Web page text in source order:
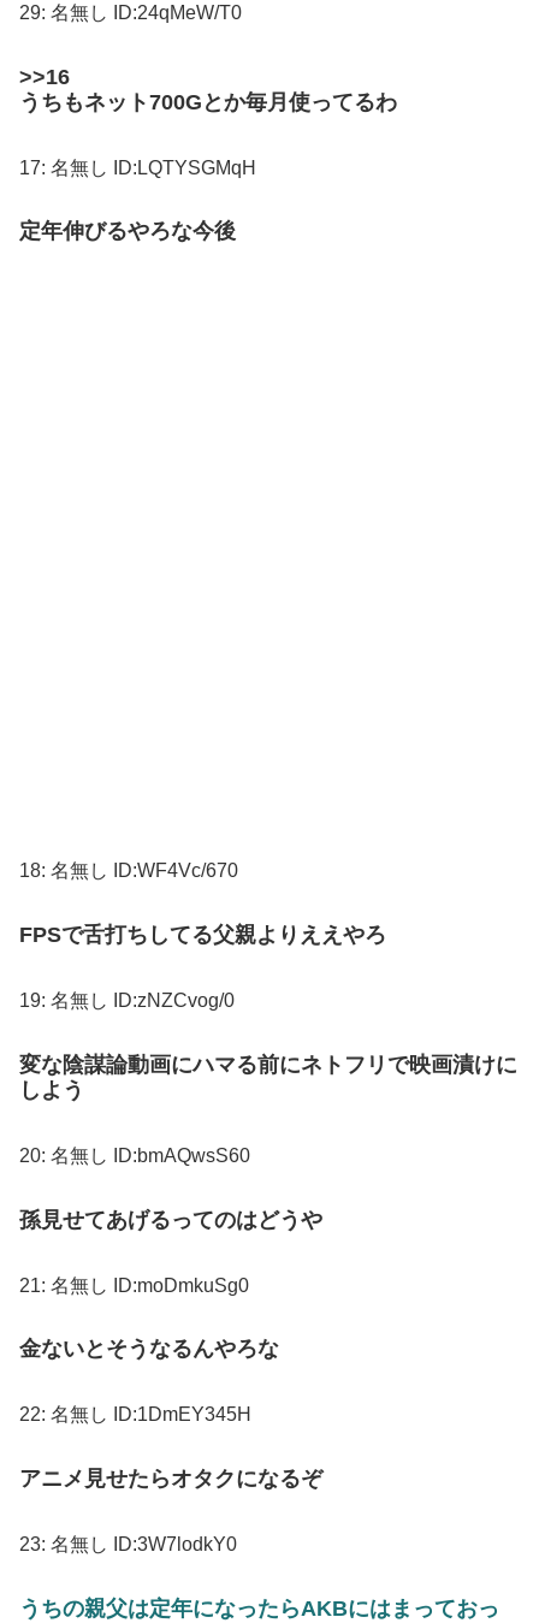
29: 名無し ID:24qMeW/T0
>>16
うちもネット700Gとか毎月使ってるわ
17: 名無し ID:LQTYSGMqH
定年伸びるやろな今後
18: 名無し ID:WF4Vc/670
FPSで舌打ちしてる父親よりええやろ
19: 名無し ID:zNZCvog/0
変な陰謀論動画にハマる前にネトフリで映画漬けに
しよう
20: 名無し ID:bmAQwsS60
孫見せてあげるってのはどうや
21: 名無し ID:moDmkuSg0
金ないとそうなるんやろな
22: 名無し ID:1DmEY345H
アニメ見せたらオタクになるぞ
23: 名無し ID:3W7lodkY0
うちの親父は定年になったらAKBにはまっておっ